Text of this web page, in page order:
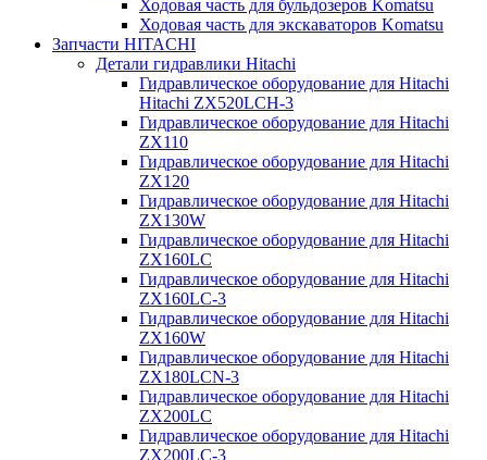
Ходовая часть для бульдозеров Komatsu
Ходовая часть для экскаваторов Komatsu
Запчасти HITACHI
Детали гидравлики Hitachi
Гидравлическое оборудование для Hitachi
Hitachi ZX520LCH-3
Гидравлическое оборудование для Hitachi
ZX110
Гидравлическое оборудование для Hitachi
ZX120
Гидравлическое оборудование для Hitachi
ZX130W
Гидравлическое оборудование для Hitachi
ZX160LC
Гидравлическое оборудование для Hitachi
ZX160LC-3
Гидравлическое оборудование для Hitachi
ZX160W
Гидравлическое оборудование для Hitachi
ZX180LCN-3
Гидравлическое оборудование для Hitachi
ZX200LC
Гидравлическое оборудование для Hitachi
ZX200LC-3